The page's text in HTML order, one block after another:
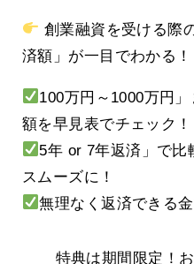
創業融資を受ける際
済額」が一目でわかる！
100万円～1000万円
額を早見表でチェック！
5年 or 7年返済」で比
スムーズに！
無理なく返済できる
特典は期間限定！